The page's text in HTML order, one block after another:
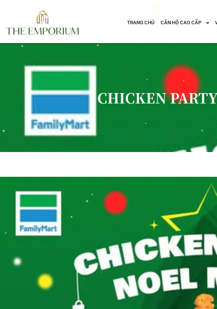
Chuyển
tới
dung
TRANG CHỦ CĂN HỘ CAO CẤP
CHICKEN